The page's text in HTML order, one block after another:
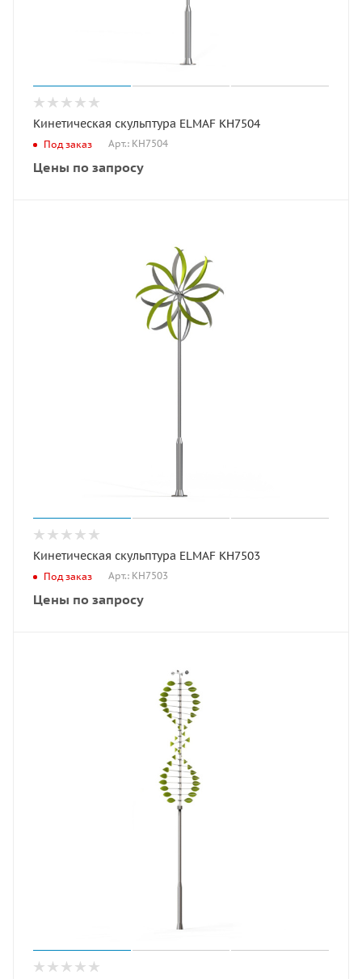
Кинетическая скульптура ELMAF КН7504
Под заказ Арт.: КН7504
Цены по запросу
Кинетическая скульптура ELMAF КН7503
Под заказ Арт.: КН7503
Цены по запросу